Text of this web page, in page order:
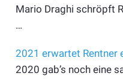
Mario Draghi schröpft
…
2021 erwartet Rentner
2020 gab’s noch eine